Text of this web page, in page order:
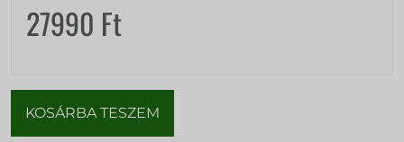
27990 Ft
KOSÁRBA TESZEM